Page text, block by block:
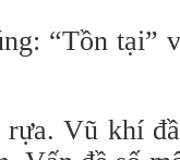
“Tồn tại”
Vũ khí